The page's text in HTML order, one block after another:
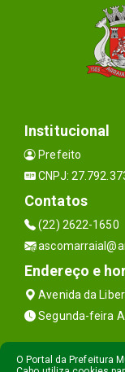
Institucional
Prefeito
CNPJ:
Contatos
(22) 2622-1650
Endereço e
Avenida da
Segunda-feira
O Portal da Prefeitura